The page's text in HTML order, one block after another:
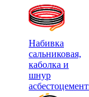
Набивка
сальниковая,
каболка и
шнур